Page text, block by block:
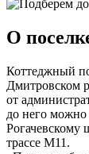
О
Коттеджный
Дмитровском
от
до него
Рогачевскому
трассе М11.